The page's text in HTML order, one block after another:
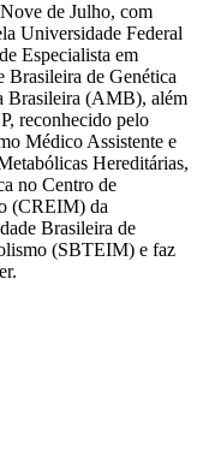
de Julho, com
Universidade Federal
Especialista em
Brasileira de Genética
Brasileira (AMB), além
reconhecido pelo
Médico Assistente e
Hereditárias,
no Centro de
(CREIM) da
Brasileira de
(SBTEIM) e faz